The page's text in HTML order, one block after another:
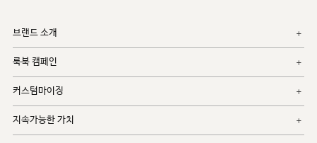
브랜드 소개
룩북 캠페인
커스텀마이징
지속가능한 가치